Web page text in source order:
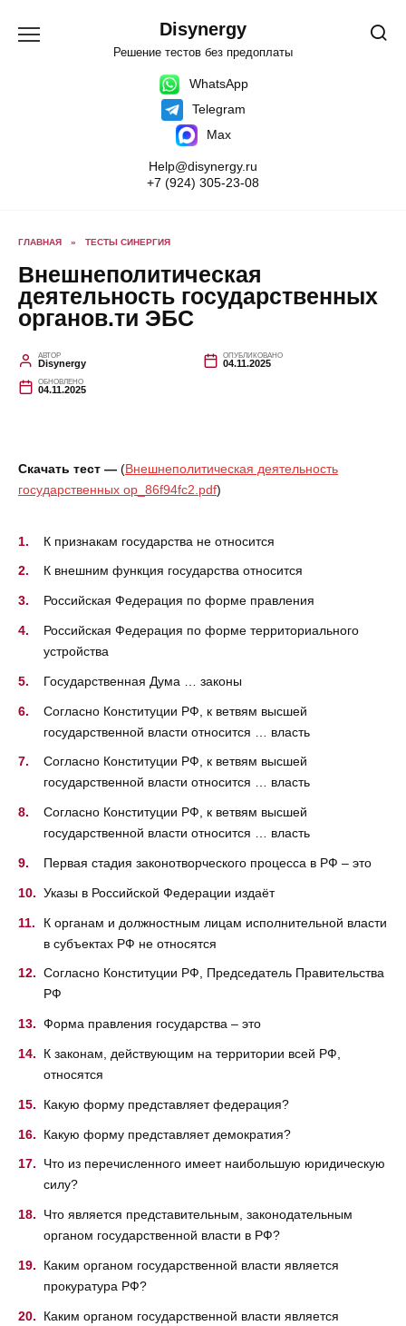
содержанию
Disynergy
Решение тестов без предоплаты
WhatsApp
Telegram
Max
Help@disynergy.ru
+7 (924) 305-23-08
ГЛАВНАЯ » ТЕСТЫ СИНЕРГИЯ
Внешнеполитическая
деятельность государственных
органов.ти ЭБС
АВТОР
Disynergy
ОПУБЛИКОВАНО
04.11.2025
ОБНОВЛЕНО
04.11.2025
Скачать тест — (Внешнеполитическая деятельность
государственных ор_86f94fc2.pdf)
К признакам государства не относится
К внешним функция государства относится
Российская Федерация по форме правления
Российская Федерация по форме территориального
устройства
Государственная Дума … законы
Согласно Конституции РФ, к ветвям высшей
государственной власти относится … власть
Согласно Конституции РФ, к ветвям высшей
государственной власти относится … власть
Согласно Конституции РФ, к ветвям высшей
государственной власти относится … власть
Первая стадия законотворческого процесса в РФ – это
Указы в Российской Федерации издаёт
К органам и должностным лицам исполнительной власти
в субъектах РФ не относятся
Согласно Конституции РФ, Председатель Правительства
РФ
Форма правления государства – это
К законам, действующим на территории всей РФ,
относятся
Какую форму представляет федерация?
Какую форму представляет демократия?
Что из перечисленного имеет наибольшую юридическую
силу?
Что является представительным, законодательным
органом государственной власти в РФ?
Каким органом государственной власти является
прокуратура РФ?
Каким органом государственной власти является